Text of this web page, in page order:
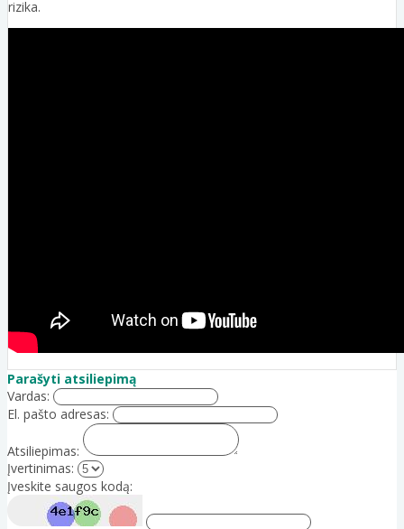
rizika.
Parašyti atsiliepimą
Vardas:
El. pašto adresas:
Atsiliepimas:
Įvertinimas:
Įveskite saugos kodą: